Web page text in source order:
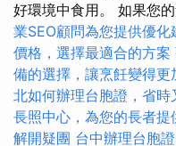
好環境中食用。 如果您
業SEO顧問為您提供優化
價格，選擇最適合的方案
備的選擇，讓烹飪變得更
北如何辦理台胞證，省時
長照中心，為您的長者提
解開疑團 台中辦理台胞